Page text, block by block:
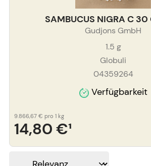
SAMBUCUS NIGRA C
Gudjons GmbH
1.5 g
Globuli
04359264
Verfügbarkeit
14,80 €¹
9.866,67 € pro 1 kg